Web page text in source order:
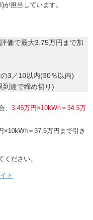
担当しています。
価で最大3.75万円まで加
3／10以内(30％以内)
到達で締め切り)
、 3.45万円×10kWh＝34.5万
×10kWh＝37.5万円まで引き
ださい。
ト